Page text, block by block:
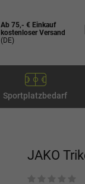
Ab 75,- € Einkauf
kostenloser Versand
(DE)
Sportplatzbedarf
JAKO